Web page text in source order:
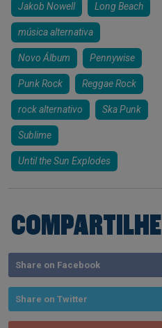
Jakob Nowell Long Beach
música alternativa
Novo Álbum Pennywise
Punk Rock Reggae Rock
rock alternativo Ska Punk
Sublime
Until the Sun Explodes
COMPARTILHE
Share on Facebook
Share on Twitter